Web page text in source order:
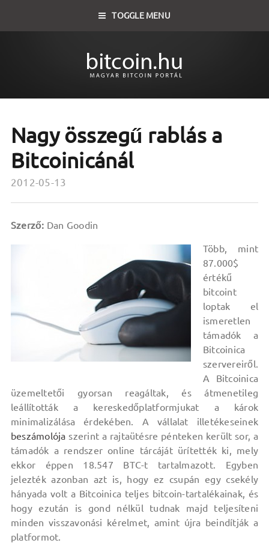
TOGGLE MENU
Nagy összegű rablás a
Bitcoinicánál
2012-05-13
Szerző: Dan Goodin
Több, mint
87.000$
értékű
bitcoint
loptak el
ismeretlen
támadók a
Bitcoinica
szervereiről.
A Bitcoinica
üzemeltetői gyorsan reagáltak, és átmenetileg
leállították a kereskedőplatformjukat a károk
minimalizálása érdekében. A vállalat illetékeseinek
beszámolója szerint a rajtaütésre pénteken került sor, a
támadók a rendszer online tárcáját ürítették ki, mely
ekkor éppen 18.547 BTC-t tartalmazott. Egyben
jelezték azonban azt is, hogy ez csupán egy csekély
hányada volt a Bitcoinica teljes bitcoin-tartalékainak, és
hogy ezután is gond nélkül tudnak majd teljesíteni
minden visszavonási kérelmet, amint újra beindítják a
platformot.